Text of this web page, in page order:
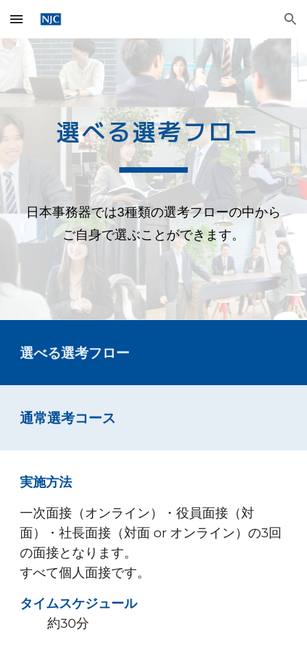
Skip to main content Skip to navigation
選べる選考フロー
日本事務器では3種類の選考フローの中から
ご自身で選ぶことができます。
選べる選考フロー
通常選考コース
実施方法
一次面接（オンライン）・役員面接（対
面）・社長面接（対面 or オンライン）の3回
の面接となります。
すべて個人面接です。
タイムスケジュール
約30分